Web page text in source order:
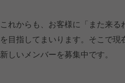
これからも、お客様に「また来
を目指してまいります。そこで
新しいメンバーを募集中です。